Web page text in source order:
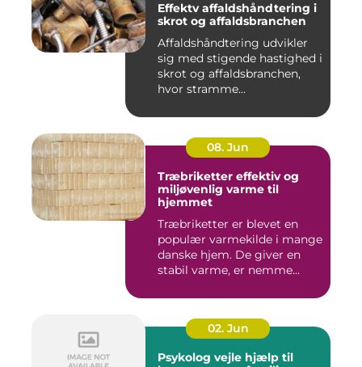
Effektv affaldshåndtering i
skrot og affaldsbranchen
Affaldshåndtering udvikler
sig med stigende hastighed i
skrot og affaldsbranchen,
hvor stramme...
08. Jun
Træbriketter effektiv og
miljøvenlig varme til
hjemmet
Træbriketter er blevet en
populær varmekilde i mange
danske hjem. De giver en
stabil varme, er nemme...
02. Jun
Psykolog vejle hjælp til